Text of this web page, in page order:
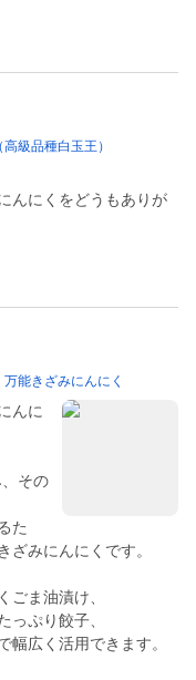
級品種白玉王）
んにくをどうもありが
能きざみにんにく
んに
その
た
ざみにんにくです。
ごま油漬け、
っぷり餃子、
幅広く活用できます。